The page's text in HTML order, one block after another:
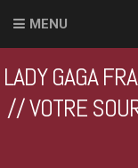
MENU
LADY GAGA
// VOTRE